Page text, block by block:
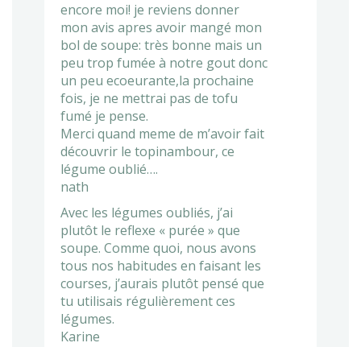
encore moi! je reviens donner
mon avis apres avoir mangé mon
bol de soupe: très bonne mais un
peu trop fumée à notre gout donc
un peu ecoeurante,la prochaine
fois, je ne mettrai pas de tofu
fumé je pense.
Merci quand meme de m’avoir fait
découvrir le topinambour, ce
légume oublié….
nath
Avec les légumes oubliés, j’ai
plutôt le reflexe « purée » que
soupe. Comme quoi, nous avons
tous nos habitudes en faisant les
courses, j’aurais plutôt pensé que
tu utilisais régulièrement ces
légumes.
Karine